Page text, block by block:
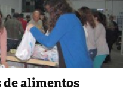
de alimentos